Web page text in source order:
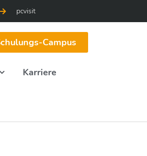
pcvisit
Campus
Karriere